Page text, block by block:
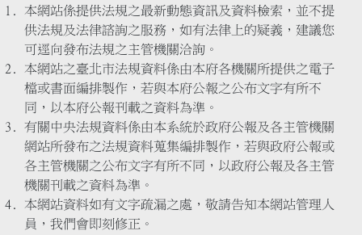
本網站係提供法規之最新動態資訊及資料檢索，並不提
供法規及法律諮詢之服務，如有法律上的疑義，建議您
可逕向發布法規之主管機關洽詢。
本網站之臺北市法規資料係由本府各機關所提供之電子
檔或書面編排製作，若與本府公報之公布文字有所不
同，以本府公報刊載之資料為準。
有關中央法規資料係由本系統於政府公報及各主管機關
網站所發布之法規資料蒐集編排製作，若與政府公報或
各主管機關之公布文字有所不同，以政府公報及各主管
機關刊載之資料為準。
本網站資料如有文字疏漏之處，敬請告知本網站管理人
員，我們會即刻修正。